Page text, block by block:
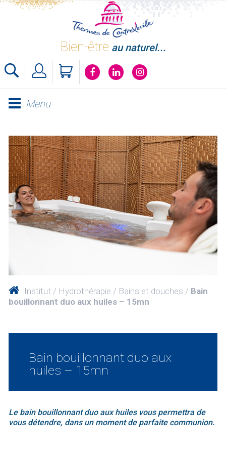
Skip
Bien-être au naturel...
Menu
Institut Hydrothérapie Bains et douches
Bain
bouillonnant duo aux huiles – 15mn
Bain bouillonnant duo aux
huiles – 15mn
Le bain bouillonnant duo aux huiles vous permettra de
vous détendre, dans un moment de parfaite communion.